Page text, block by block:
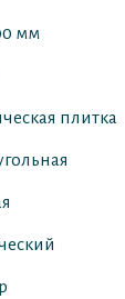
мм
плитка